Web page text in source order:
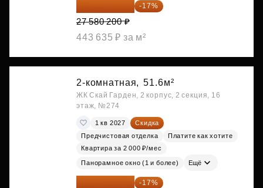
22 891 566 ₽ -17%
27 580 200 ₽
443 635 ₽ за м²
2-комнатная, 51.6м²
ЖК Скай Гарден, 2 корпус, 2 секция, 16
этаж, №274
1 кв 2027
Скидка
Предчистовая отделка
Платите как хотите
Квартира за 2 000 ₽/мес
Панорамное окно (1 и более) Ещё
22 977 222 ₽ -17%